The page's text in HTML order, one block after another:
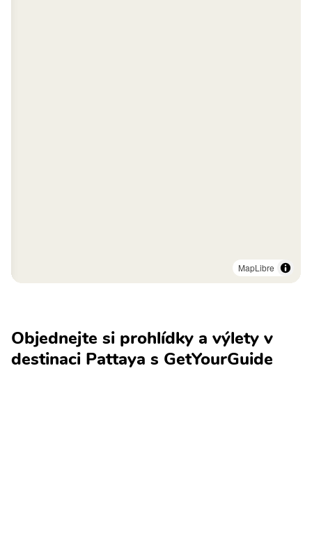
MapLibre
Objednejte si prohlídky a výlety v
destinaci Pattaya s GetYourGuide